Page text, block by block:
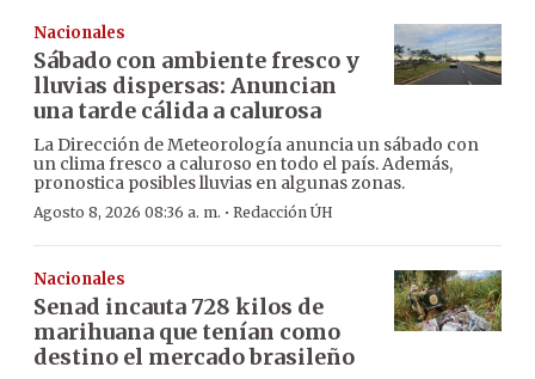
Nacionales
Sábado con ambiente fresco y
lluvias dispersas: Anuncian
una tarde cálida a calurosa
La Dirección de Meteorología anuncia un sábado con
un clima fresco a caluroso en todo el país. Además,
pronostica posibles lluvias en algunas zonas.
Agosto 8, 2026 08:36 a. m. · Redacción ÚH
Nacionales
Senad incauta 728 kilos de
marihuana que tenían como
destino el mercado brasileño